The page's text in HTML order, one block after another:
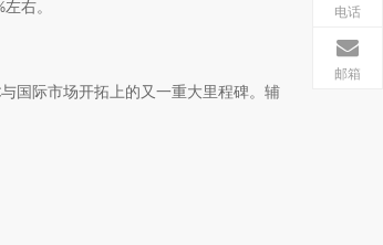
左右。
与国际市场开拓上的又一重大里程碑。辅
电话
邮箱